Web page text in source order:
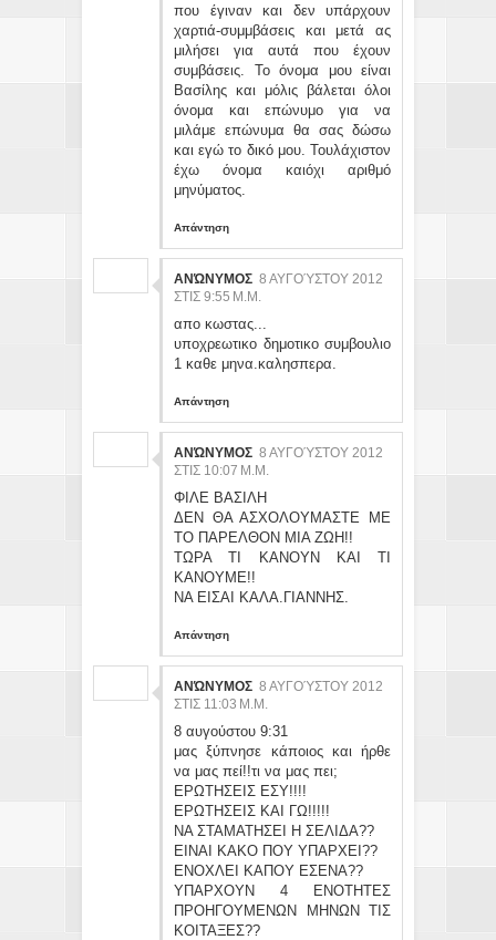
που έγιναν και δεν υπάρχουν
χαρτιά-συμμβάσεις και μετά ας
μιλήσει για αυτά που έχουν
συμβάσεις. Το όνομα μου είναι
Βασίλης και μόλις βάλεται όλοι
όνομα και επώνυμο για να
μιλάμε επώνυμα θα σας δώσω
και εγώ το δικό μου. Τουλάχιστον
έχω όνομα καιόχι αριθμό
μηνύματος.
Απάντηση
ΑΝΏΝΥΜΟΣ 8 ΑΥΓΟΎΣΤΟΥ 2012
ΣΤΙΣ 9:55 Μ.Μ.
απο κωστας...
υποχρεωτικο δημοτικο συμβουλιο
1 καθε μηνα.καλησπερα.
Απάντηση
ΑΝΏΝΥΜΟΣ 8 ΑΥΓΟΎΣΤΟΥ 2012
ΣΤΙΣ 10:07 Μ.Μ.
ΦΙΛΕ ΒΑΣΙΛΗ
ΔΕΝ ΘΑ ΑΣΧΟΛΟΥΜΑΣΤΕ ΜΕ
ΤΟ ΠΑΡΕΛΘΟΝ ΜΙΑ ΖΩΗ!!
ΤΩΡΑ ΤΙ ΚΑΝΟΥΝ ΚΑΙ ΤΙ
ΚΑΝΟΥΜΕ!!
ΝΑ ΕΙΣΑΙ ΚΑΛΑ.ΓΙΑΝΝΗΣ.
Απάντηση
ΑΝΏΝΥΜΟΣ 8 ΑΥΓΟΎΣΤΟΥ 2012
ΣΤΙΣ 11:03 Μ.Μ.
8 αυγούστου 9:31
μας ξύπνησε κάποιος και ήρθε
να μας πεί!!τι να μας πει;
ΕΡΩΤΗΣΕΙΣ ΕΣΥ!!!!
ΕΡΩΤΗΣΕΙΣ ΚΑΙ ΓΩ!!!!!
ΝΑ ΣΤΑΜΑΤΗΣΕΙ Η ΣΕΛΙΔΑ??
EINAI KAKO ΠΟΥ ΥΠΑΡΧΕΙ??
ΕΝΟΧΛΕΙ ΚΑΠΟΥ ΕΣΕΝΑ??
ΥΠΑΡΧΟΥΝ 4 ENOΤΗΤΕΣ
ΠΡΟΗΓΟΥΜΕΝΩΝ ΜΗΝΩΝ ΤΙΣ
ΚΟΙΤΑΞΕΣ??